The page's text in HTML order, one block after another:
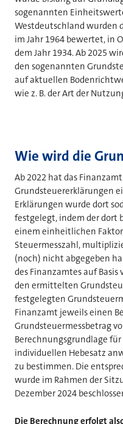
sogenannten
Westdeutschland wurden
im Jahr 1964 bewertet, in
dem Jahr 1934. Ab 2025
den sogenannten
auf aktuellen
wie z. B. der Art der
Wie wird die
Ab 2022 hat das
Grundsteuererklärungen
Erklärungen wurde dort
festgelegt, indem der dort
einem einheitlichen
Steuermesszahl,
(noch) nicht abgegeben
des Finanzamtes auf
den ermittelten
festgelegten
Finanzamt jeweils einen
Grundsteuermessbetrag
Berechnungsgrundlage
individuellen Hebesatz
zu bestimmen. Die
wurde im Rahmen der
Dezember 2024
Die Berechnung erfolgt